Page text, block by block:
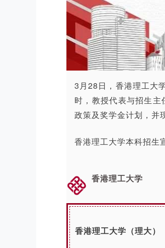
3月28日，香港理工大
时，教授代表与招生
政策及奖学金计划，并
香港理工大学本科招生
香港理工大学
香港理工大学（理大）